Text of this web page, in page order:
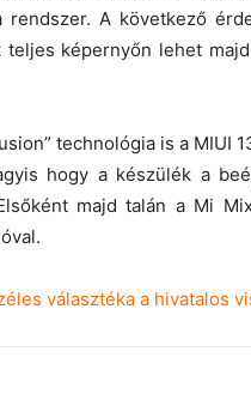
A következő
képernyőn lehet
technológia is a MIUI
hogy a készülék a
majd talán a Mi